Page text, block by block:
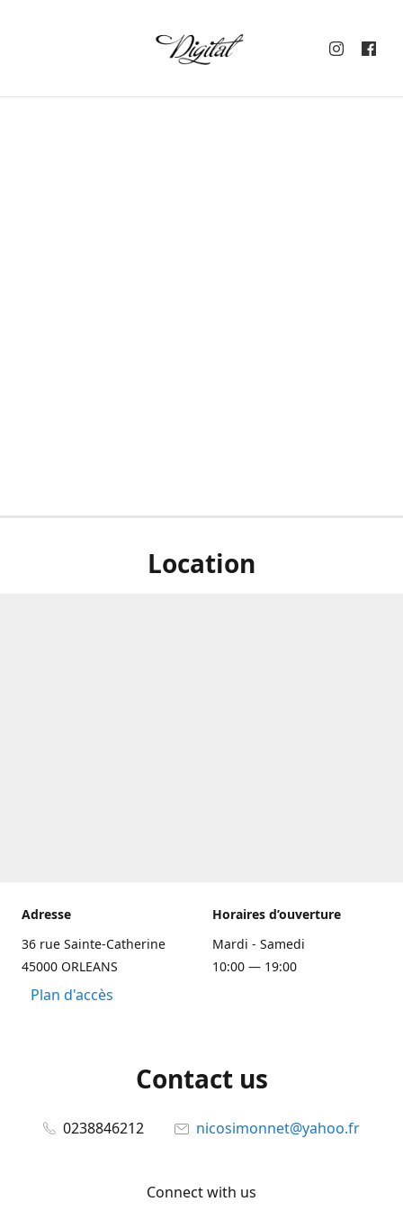
Location
Adresse
36 rue Sainte-Catherine
45000 ORLEANS
Plan d'accès
Horaires d’ouverture
Mardi - Samedi
10:00 — 19:00
Contact us
0238846212 nicosimonnet@yahoo.fr
Connect with us